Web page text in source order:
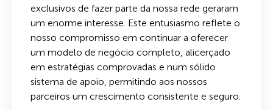
exclusivos de fazer parte da nossa rede geraram
um enorme interesse. Este entusiasmo reflete o
nosso compromisso em continuar a oferecer
um modelo de negócio completo, alicerçado
em estratégias comprovadas e num sólido
sistema de apoio, permitindo aos nossos
parceiros um crescimento consistente e seguro.